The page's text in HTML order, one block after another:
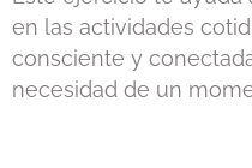
en las actividades
consciente y
necesidad de un